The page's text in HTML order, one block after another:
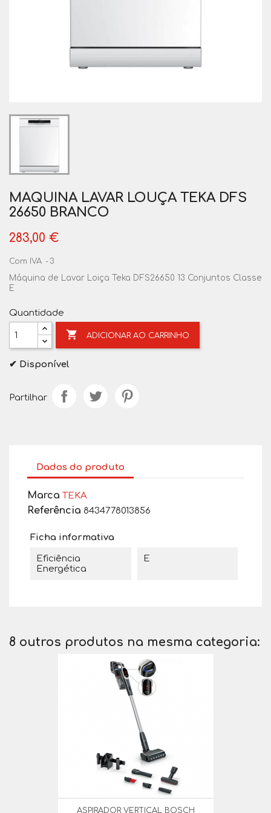
MAQUINA LAVAR LOUÇA TEKA DFS
26650 BRANCO
283,00 €
Com IVA 3
Máquina de Lavar Loiça Teka DFS26650 13 Conjuntos Classe
E
Quantidade
 ADICIONAR AO CARRINHO
✔ Disponível
Partilhar
Dados do produto
Marca TEKA
Referência 8434778013856
Ficha informativa
Eficiência
Energética
E
8 outros produtos na mesma categoria:
ASPIRADOR VERTICAL BOSCH